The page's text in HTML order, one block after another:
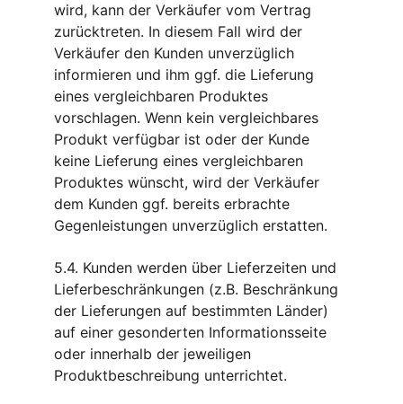
wird, kann der Verkäufer vom Vertrag
zurücktreten. In diesem Fall wird der
Verkäufer den Kunden unverzüglich
informieren und ihm ggf. die Lieferung
eines vergleichbaren Produktes
vorschlagen. Wenn kein vergleichbares
Produkt verfügbar ist oder der Kunde
keine Lieferung eines vergleichbaren
Produktes wünscht, wird der Verkäufer
dem Kunden ggf. bereits erbrachte
Gegenleistungen unverzüglich erstatten.
5.4. Kunden werden über Lieferzeiten und
Lieferbeschränkungen (z.B. Beschränkung
der Lieferungen auf bestimmten Länder)
auf einer gesonderten Informationsseite
oder innerhalb der jeweiligen
Produktbeschreibung unterrichtet.